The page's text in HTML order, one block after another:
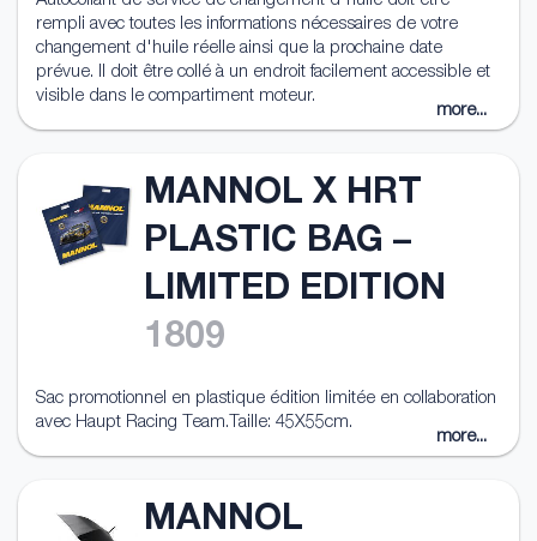
rempli avec toutes les informations nécessaires de votre
changement d'huile réelle ainsi que la prochaine date
prévue. Il doit être collé à un endroit facilement accessible et
visible dans le compartiment moteur.
more...
MANNOL X HRT
PLASTIC BAG –
LIMITED EDITION
1809
Sac promotionnel en plastique édition limitée en collaboration
avec Haupt Racing Team.Taille: 45X55cm.
more...
MANNOL